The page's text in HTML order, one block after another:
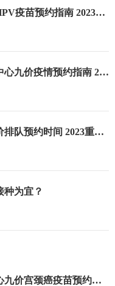
2023重庆九龙坡区妇幼保健院九价HPV疫苗预约指南 2023重庆九龙坡区妇幼保健院九价HPV疫苗预约时间
2023重庆石桥铺街道社区卫生服务中心九价疫情预约指南 2023重庆石桥铺街道社区卫生服务中心九价疫苗预约时间
2023重庆鸳鸯社区卫生服务中心九价排队预约时间 2023重庆鸳鸯社区卫生服务中心九价排队预约注意事项
种为宜？
重庆南岸区花园路社区卫生服务中心九价宫颈癌疫苗预约登记开始 南岸区花园路社区九价宫颈癌疫苗预约